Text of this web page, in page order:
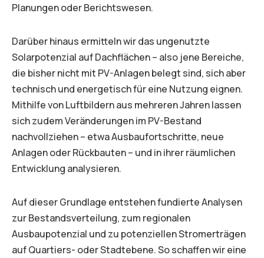
Planungen oder Berichtswesen.
Darüber hinaus ermitteln wir das ungenutzte
Solarpotenzial auf Dachflächen – also jene Bereiche,
die bisher nicht mit PV-Anlagen belegt sind, sich aber
technisch und energetisch für eine Nutzung eignen.
Mithilfe von Luftbildern aus mehreren Jahren lassen
sich zudem Veränderungen im PV-Bestand
nachvollziehen – etwa Ausbaufortschritte, neue
Anlagen oder Rückbauten – und in ihrer räumlichen
Entwicklung analysieren.
Auf dieser Grundlage entstehen fundierte Analysen
zur Bestandsverteilung, zum regionalen
Ausbaupotenzial und zu potenziellen Stromerträgen
auf Quartiers- oder Stadtebene. So schaffen wir eine